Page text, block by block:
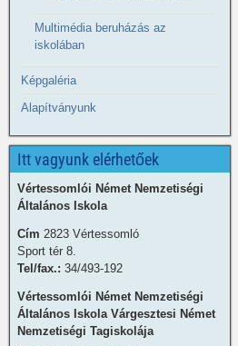
Multimédia beruházás az
iskolában
Képgaléria
Alapítványunk
Itt vagyunk elérhetőek
Vértessomlói Német Nemzetiségi
Általános Iskola
Cím 2823 Vértessomló
Sport tér 8.
Tel/fax.: 34/493-192
Vértessomlói Német Nemzetiségi
Általános Iskola Várgesztesi Német
Nemzetiségi Tagiskolája